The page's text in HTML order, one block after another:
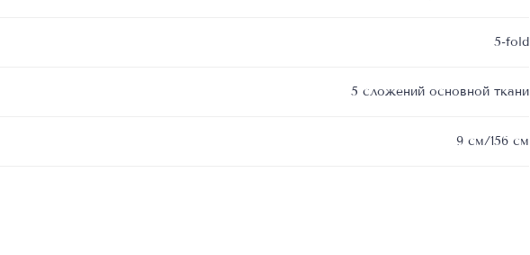
5-fold
5 сложений основной ткани
9 см/156 см